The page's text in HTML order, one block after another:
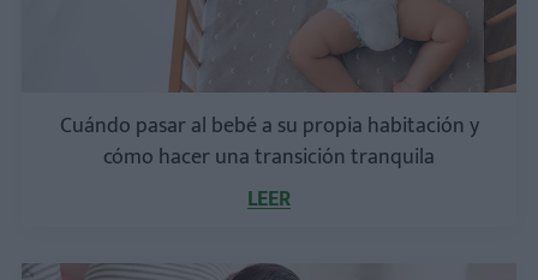
Cuándo pasar al bebé a su propia habitación y
cómo hacer una transición tranquila
LEER